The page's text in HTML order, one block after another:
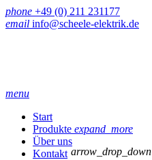
phone +49 (0) 211 231177
email info@scheele-elektrik.de
menu
Start
Produkte expand_more
Über uns
Kontakt arrow_drop_down